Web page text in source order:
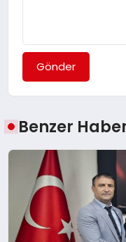
Gönder
Benzer